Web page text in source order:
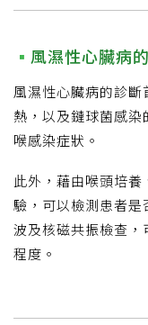
風濕性心臟病
風濕性心臟病的診
熱，以及鏈球菌感
喉感染症狀。
此外，藉由喉頭培
驗，可以檢測患者是
波及核磁共振檢查
程度。